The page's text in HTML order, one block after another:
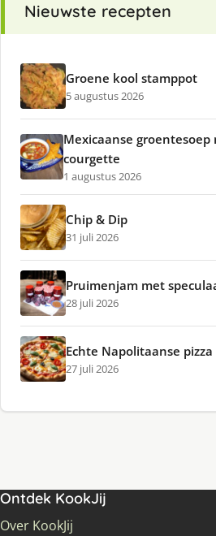
Nieuwste recepten
Groene kool stamppot
5 augustus 2026
Mexicaanse
courgette
1 augustus 2026
Chip & Dip
31 juli 2026
Pruimenjam met
28 juli 2026
Echte Napolitaanse pizza
27 juli 2026
Ontdek KookJij
Over KookJij